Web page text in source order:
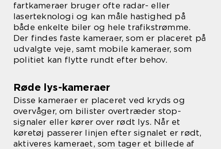
fartkameraer bruger ofte radar- eller
laserteknologi og kan måle hastighed på
både enkelte biler og hele trafikstrømme.
Der findes faste kameraer, som er placeret på
udvalgte veje, samt mobile kameraer, som
politiet kan flytte rundt efter behov.
Røde lys-kameraer
Disse kameraer er placeret ved kryds og
overvåger, om bilister overtræder stop-
signaler eller kører over rødt lys. Når et
køretøj passerer linjen efter signalet er rødt,
aktiveres kameraet, som tager et billede af